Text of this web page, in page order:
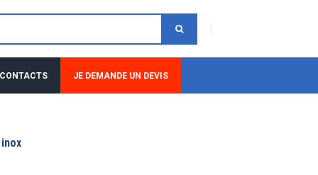
JE DEMANDE UN DEVIS